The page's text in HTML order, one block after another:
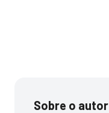
Sobre o autor